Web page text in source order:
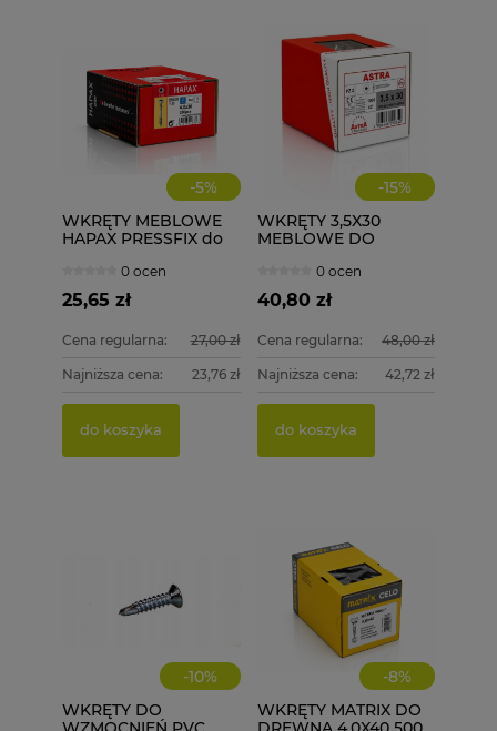
-5%
WKRĘTY MEBLOWE
HAPAX PRESSFIX do
4x30 200 szt.
ściągające
0 ocen
25,65 zł
Cena regularna: 27,00 zł
Najniższa cena: 23,76 zł
do koszyka
-15%
WKRĘTY 3,5X30
MEBLOWE DO
0 ocen
40,80 zł
Cena regularna: 48,00 zł
Najniższa cena: 42,72 zł
do koszyka
-10%
WKRĘTY DO
-8%
WKRĘTY MATRIX DO